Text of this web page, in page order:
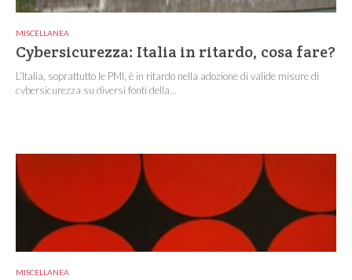
MISCELLANEA
Cybersicurezza: Italia in ritardo, cosa fare?
L’Italia, soprattutto le PMI, è in ritardo nella adozione di valide misure di
cybersicurezza su diversi fonti della...
MISCELLANEA